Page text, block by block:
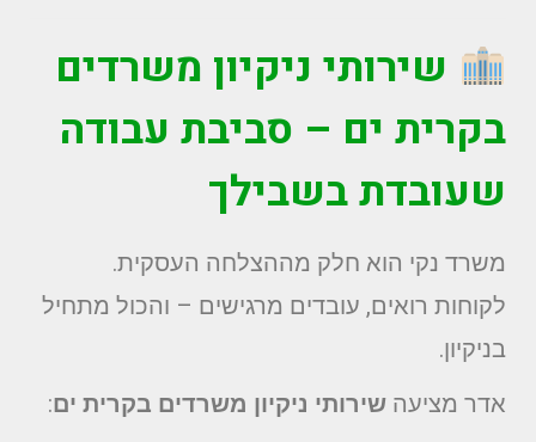
שירותי ניקיון משרדים
בקרית ים – סביבת עבודה
שעובדת בשבילך
משרד נקי הוא חלק מההצלחה העסקית.
לקוחות רואים, עובדים מרגישים – והכול מתחיל
בניקיון.
אדר מציעה שירותי ניקיון משרדים בקרית ים: